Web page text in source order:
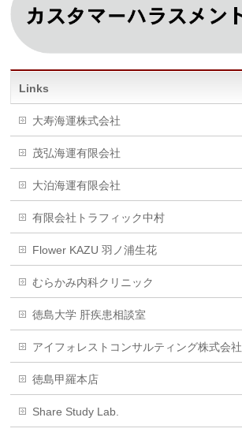
Links
大寿海運株式会社
茂弘海運有限会社
大泊海運有限会社
有限会社トラフィック中村
Flower KAZU 羽ノ浦生花
むらかみ内科クリニック
徳島大学 肝疾患相談室
アイフォレストコンサルティング株式会社
徳島甲羅本店
Share Study Lab.